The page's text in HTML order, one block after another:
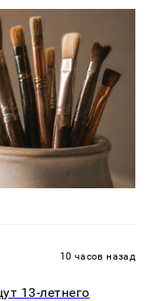
10 часов назад
13-летнего